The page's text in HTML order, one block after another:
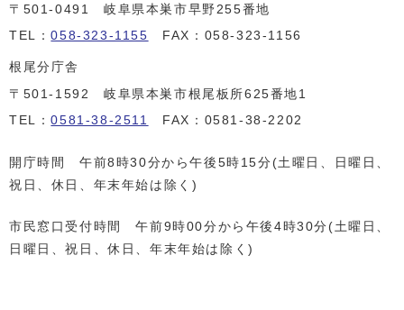
〒501-0491 岐阜県本巣市早野255番地
TEL：058-323-1155 FAX：058-323-1156
根尾分庁舎
〒501-1592 岐阜県本巣市根尾板所625番地1
TEL：0581-38-2511 FAX：0581-38-2202
開庁時間 午前8時30分から午後5時15分(土曜日、日曜日、
祝日、休日、年末年始は除く)
市民窓口受付時間 午前9時00分から午後4時30分(土曜日、
日曜日、祝日、休日、年末年始は除く)